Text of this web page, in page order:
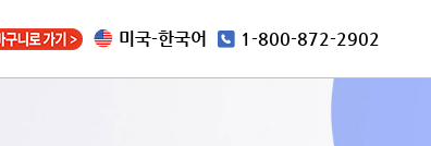
미국-한국어 1-800-872-2902